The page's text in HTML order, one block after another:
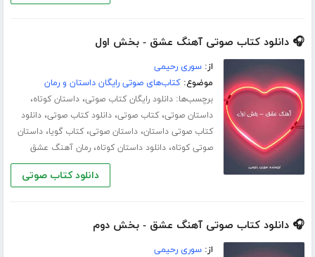
🎧 دانلود کتاب صوتی آهنگ عشق - بخش اول
از:سوری رحیمی
موضوع:کتاب‌های صوتی رایگان داستان و رمان
برچسب‌ها:دانلود رایگان کتاب صوتی،داستان کوتاه،
داستان صوتی،کتاب صوتی،دانلود کتاب صوتی،دانلود
کتاب صوتی داستان،داستان صوتی،کتاب گویا،داستان
صوتی کوتاه،دانلود داستان کوتاه،رمان آهنگ عشق
دانلود کتاب صوتی
🎧 دانلود کتاب صوتی آهنگ عشق - بخش دوم
از:سوری رحیمی